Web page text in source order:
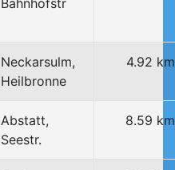
Bahnhofstr
Neckarsulm,
Heilbronne
4.92 km
Abstatt,
Seestr.
8.59 km